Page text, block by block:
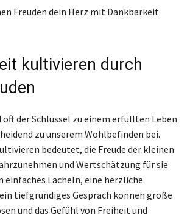
Freuden dein Herz mit Dankbarkeit
kultivieren durch
oft der Schlüssel zu einem erfüllten Leben
zu unserem Wohlbefinden bei.
bedeutet, die Freude der kleinen
und Wertschätzung für sie
einfaches Lächeln, eine herzliche
tiefgründiges Gespräch können große
und das Gefühl von Freiheit und